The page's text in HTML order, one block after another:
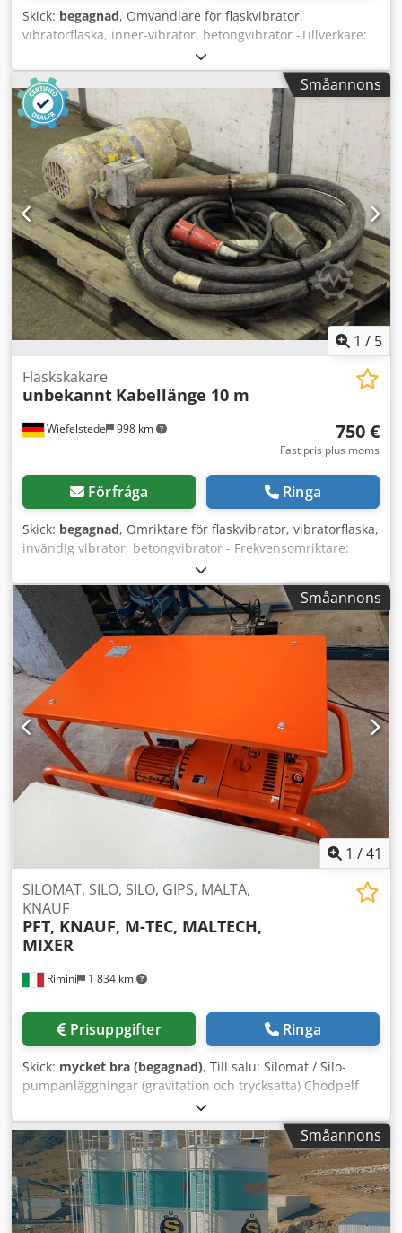
Skick: begagnad, Omvandlare för flaskvibrator,
vibratorflaska, inner-vibrator, betongvibrator -Tillverkare:
Wacker -Överlåtelse: i befintligt skick enligt besiktning -
Transportställ: hjulskada, se foto -Motor: 2 kW
Chodpfxefngxhe Amroa -Vibratorflaska: längd 430 mm -
Slanglängd: 6 m -Mått: 1380/580/H600 mm -Vikt: 87 kg
Småannons
1 / 5
Wiefelstede 998 km
Flaskskakare
unbekannt Kabellänge 10 m
750 €
Fast pris plus moms
Förfråga Ringa
Skick: begagnad, Omriktare för flaskvibrator, vibratorflaska,
invändig vibrator, betongvibrator - Frekvensomriktare:
Mått 550/480/H260 mm Chsdpfx Aefngxfomrja -
Vibratorflaska: Längd 450 mm - Slanglängd: 10 m - Vikt: 98
kg
Småannons
1 /41
Rimini 1 834 km
SILOMAT, SILO, SILO, GIPS, MALTA,
KNAUF
PFT, KNAUF, M-TEC, MALTECH,
MIXER
Prisuppgifter Ringa
Skick: mycket bra (begagnad), Till salu: Silomat / Silo-
pumpanläggningar (gravitation och trycksatta) Chodpelf
Niqofx Amrea Vi har ett brett utbud av silomat från olika
märken till salu, tillgängliga både i gravitativt utförande
(fritt fall) och trycksatt version. Alla anläggningar är
fullständigt ÖVERSYNDA och professionellt renoverade: -
Oljebyte - Nya kompositlameller - Nya lager - Professionell
blästring och komplett lackering Maskinerna är klara för
användning och kan köpas antingen med nya tillbehör
Småannons